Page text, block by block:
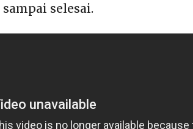
selesai.